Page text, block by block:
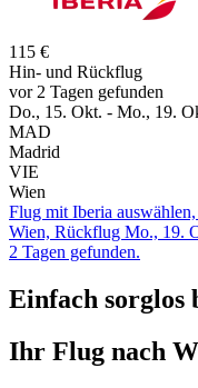
115 €
Hin- und Rückflug
vor 2 Tagen gefunden
Do., 15. Okt. - Mo., 19.
MAD
Madrid
VIE
Wien
Flug mit Iberia
Wien, Rückflug Mo., 19.
2 Tagen gefunden.
Einfach sorglos
Ihr Flug nach